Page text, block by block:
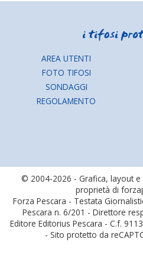
AREA UTENTI
FOTO TIFOSI
SONDAGGI
REGOLAMENTO
© 2004-2026 - Grafica, layout
proprietà di
Forza Pescara - Testata
Pescara n. 6/201 - Direttore
Editore Editorius Pescara - C.f.
- Sito protetto da